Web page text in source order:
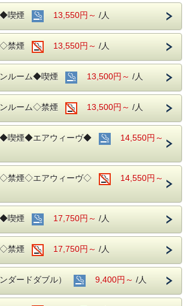
◆喫煙 13,550円～ /人
◇禁煙 13,550円～ /人
ンルーム◆喫煙 13,500円～ /人
ンルーム◇禁煙 13,500円～ /人
◆喫煙◆エアウィーヴ◆
14,550円～
◇禁煙◇エアウィーヴ◇
14,550円～
◆喫煙 17,750円～ /人
◇禁煙 17,750円～ /人
ダードダブル） 9,400円～ /人